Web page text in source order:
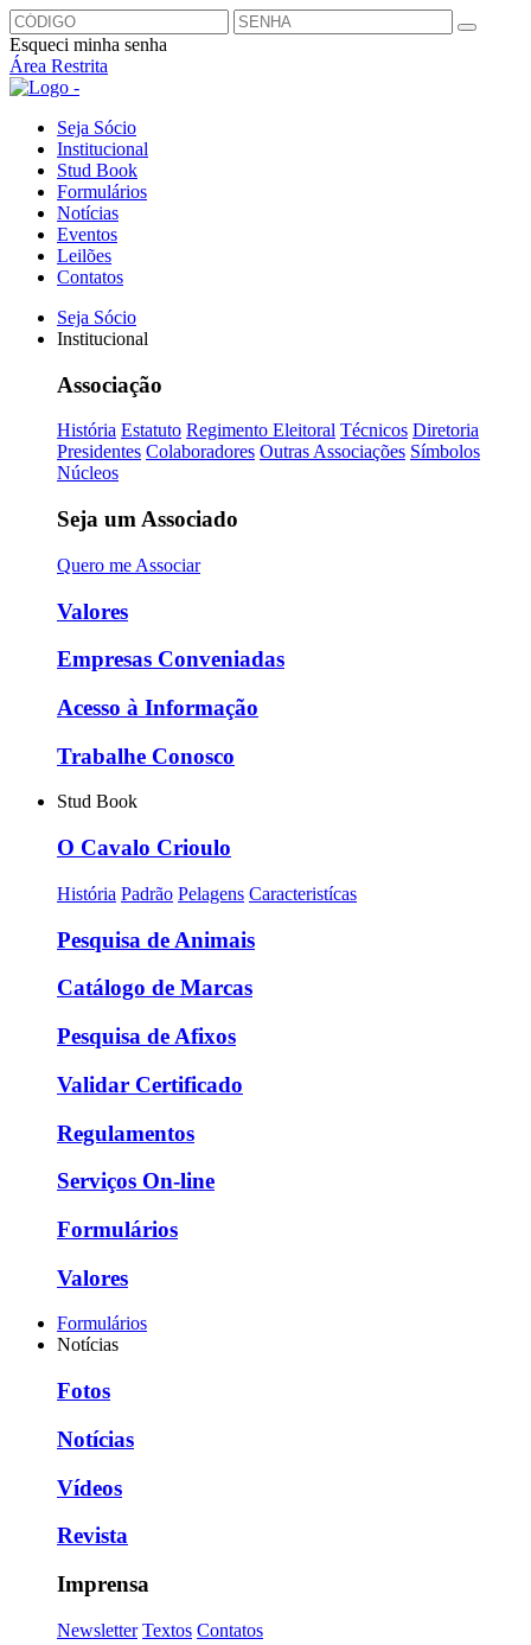
Esqueci minha senha
Área Restrita
Seja Sócio
Institucional
Stud Book
Formulários
Notícias
Eventos
Leilões
Contatos
Seja Sócio
Institucional
Associação
História Estatuto Regimento Eleitoral Técnicos Diretoria
Presidentes Colaboradores Outras Associações Símbolos
Núcleos
Seja um Associado
Quero me Associar
Valores
Empresas Conveniadas
Acesso à Informação
Trabalhe Conosco
Stud Book
O Cavalo Crioulo
História Padrão Pelagens Caracteristícas
Pesquisa de Animais
Catálogo de Marcas
Pesquisa de Afixos
Validar Certificado
Regulamentos
Serviços On-line
Formulários
Valores
Formulários
Notícias
Fotos
Notícias
Vídeos
Revista
Imprensa
Newsletter Textos Contatos